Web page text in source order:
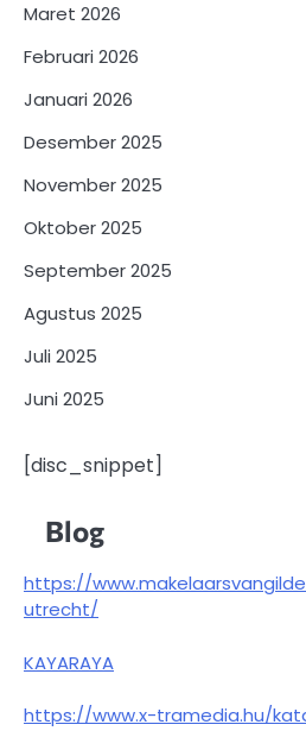
Maret 2026
Februari 2026
Januari 2026
Desember 2025
November 2025
Oktober 2025
September 2025
Agustus 2025
Juli 2025
Juni 2025
[disc_snippet]
Blog
https://
utrecht/
KAYARAYA
https://www.x-tramedia.hu/